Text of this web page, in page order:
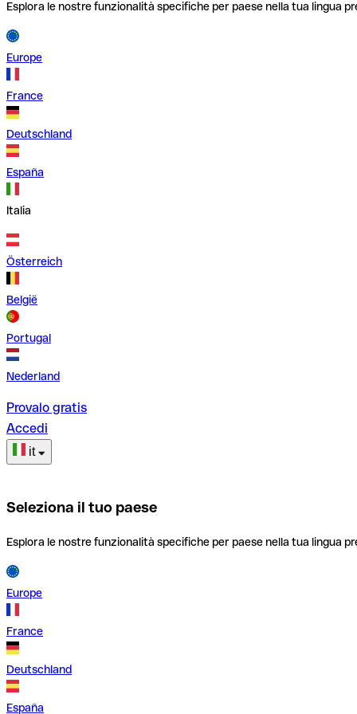
Esplora le nostre funzionalità specifiche per paese nella tua lingua
Europe
France
Deutschland
España
Italia
Österreich
België
Portugal
Nederland
Provalo gratis
Accedi
it
Seleziona il tuo paese
Esplora le nostre funzionalità specifiche per paese nella tua lingua
Europe
France
Deutschland
España